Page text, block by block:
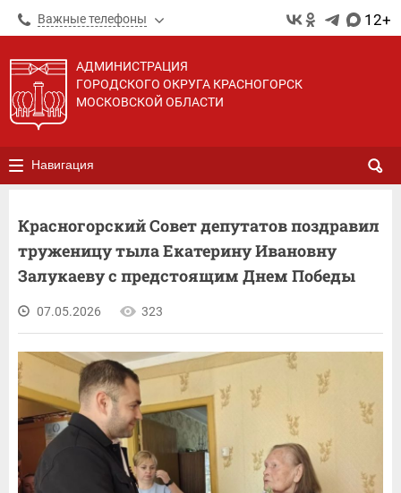
Важные телефоны 12+
АДМИНИСТРАЦИЯ
ГОРОДСКОГО ОКРУГА КРАСНОГОРСК
МОСКОВСКОЙ ОБЛАСТИ
Навигация
Красногорский Совет депутатов поздравил
труженицу тыла Екатерину Ивановну
Залукаеву с предстоящим Днем Победы
07.05.2026 323